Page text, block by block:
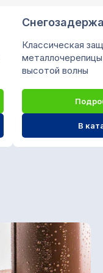
Классическая
высотой волны
В